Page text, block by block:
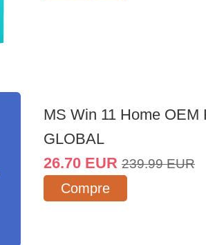
MS Win 11 Home OEM
GLOBAL
26.70 EUR 239.99 EUR
Compre